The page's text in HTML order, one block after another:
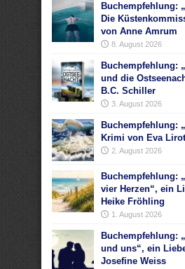
Buchempfehlung:
Die
von Anne Amrum
8. August 2026
Buchempfehlung:
und die
B.C. Schiller
3. August 2026
Buchempfehlung:
Krimi von Eva Lirot
2. August 2026
Buchempfehlung:
vier Herzen“, ein
Heike Fröhling
1. August 2026
Buchempfehlung:
und uns“, ein
Josefine Weiss